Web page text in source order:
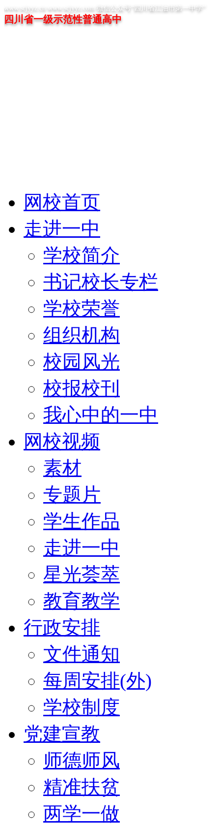
www.scjyyz.cn www.scjyyz.com 微信公众号“四川省江油市第一中学”
四川省一级示范性普通高中
网校首页
走进一中
学校简介
书记校长专栏
学校荣誉
组织机构
校园风光
校报校刊
我心中的一中
网校视频
素材
专题片
学生作品
走进一中
星光荟萃
教育教学
行政安排
文件通知
每周安排(外)
学校制度
党建宣教
师德师风
精准扶贫
两学一做